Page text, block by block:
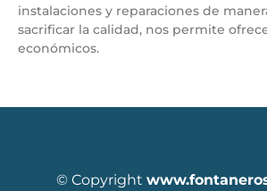
instalaciones y reparaciones de
sacrificar la calidad, nos permite
económicos.
© Copyright